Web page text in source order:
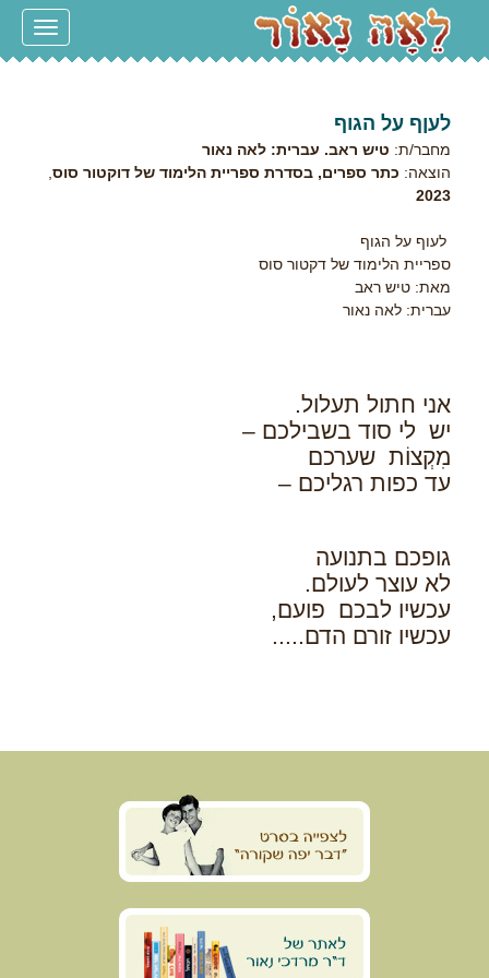
Toggle
לעןף על הגוף
מחבר/ת: טיש ראב. עברית: לאה נאור
הוצאה: כתר ספרים, בסדרת ספריית הלימוד של דוקטור סוס
2023
לעוף על הגוף
ספריית הלימוד של דקטור סוס
מאת: טיש ראב
עברית: לאה נאור
אני חתול תעלול.
יש לי סוד בשבילכם –
מִקְצוֹת שערכם
עד כפות רגליכם –
גופכם בתנועה
לא עוצר לעולם.
עכשיו לבכם פועם,
עכשיו זורם הדם.....